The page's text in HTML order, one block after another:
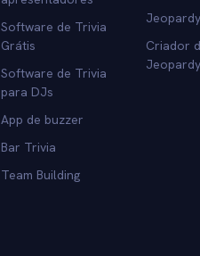
Software de Trivia
Grátis
Software de Trivia
para DJs
App de buzzer
Bar Trivia
Team Building
Jeopardy
Criador
Jeopardy